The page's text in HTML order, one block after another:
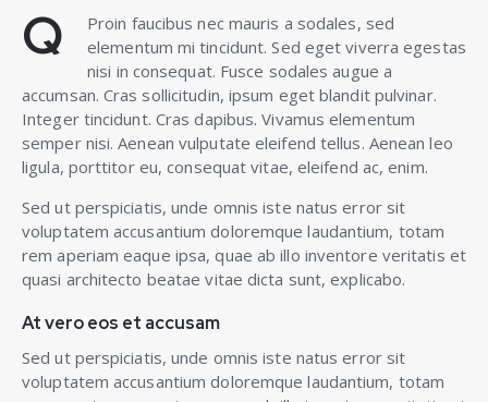
Q
Proin faucibus nec mauris a sodales, sed
elementum mi tincidunt. Sed eget viverra egestas
nisi in consequat. Fusce sodales augue a
accumsan. Cras sollicitudin, ipsum eget blandit pulvinar.
Integer tincidunt. Cras dapibus. Vivamus elementum
semper nisi. Aenean vulputate eleifend tellus. Aenean leo
ligula, porttitor eu, consequat vitae, eleifend ac, enim.
Sed ut perspiciatis, unde omnis iste natus error sit
voluptatem accusantium doloremque laudantium, totam
rem aperiam eaque ipsa, quae ab illo inventore veritatis et
quasi architecto beatae vitae dicta sunt, explicabo.
At vero eos et accusam
Sed ut perspiciatis, unde omnis iste natus error sit
voluptatem accusantium doloremque laudantium, totam